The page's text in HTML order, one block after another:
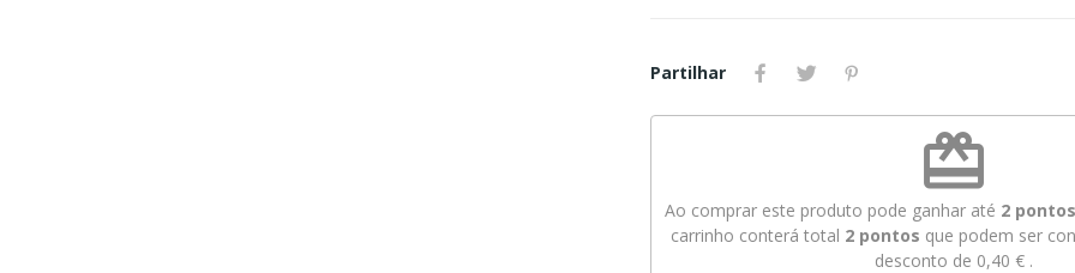
Partilhar
redeem
Ao comprar este produto pode ganhar até 2
carrinho conterá total 2pontos que podem ser
desconto de 0,40 € .